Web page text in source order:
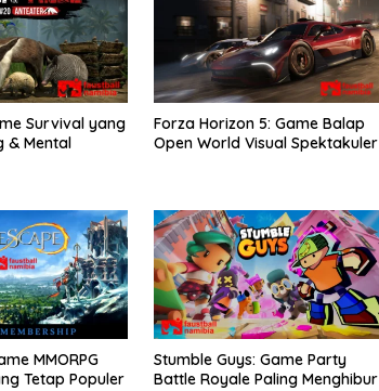
Survival yang
& Mental
Forza Horizon 5: Game Balap
Open World Visual Spektakuler
MMORPG
Tetap Populer
Stumble Guys: Game Party
Battle Royale Paling Menghibur